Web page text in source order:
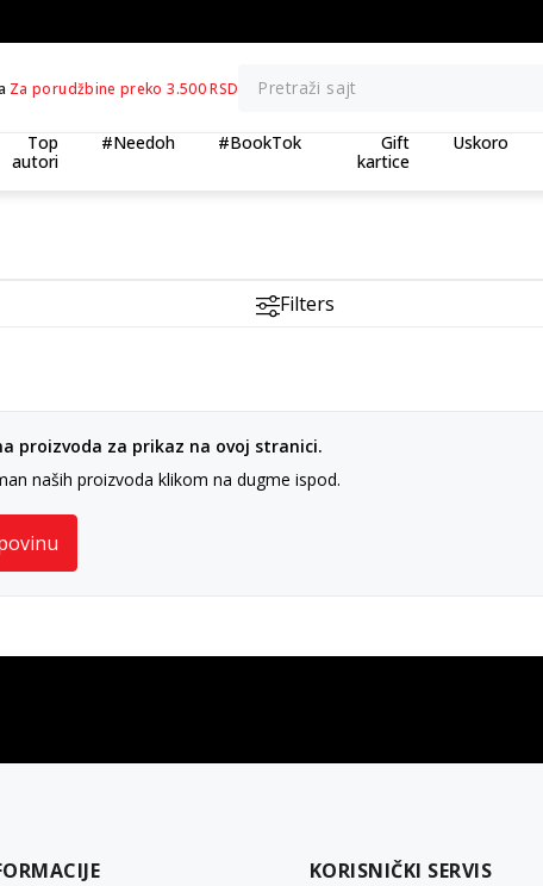
Za porudžbine preko 3.500 RSD Pretraži sajt
Top
autori
#Needoh #BookTok
Gift
kartice
Uskoro
Filters
proizvoda za prikaz na ovoj stranici.
naših proizvoda klikom na dugme ispod.
KORISNIČKI SERVIS